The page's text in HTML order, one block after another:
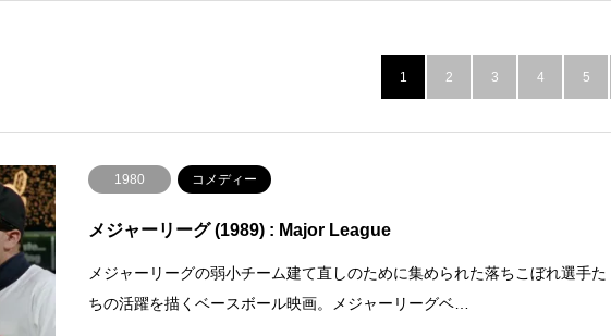
1 2 3 4 5
1980 コメディー
メジャーリーグ (1989) : Major League
メジャーリーグの弱小チーム建て直しのために集められた落ちこぼれ選手た
ちの活躍を描くベースボール映画。メジャーリーグベ…